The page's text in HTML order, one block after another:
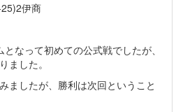
伊商
なって初めての公式戦でしたが、
ました。
ましたが、勝利は次回ということ